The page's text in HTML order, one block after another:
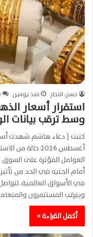
حسن النجار منذ يومين
استقرار أسعار
وسط ترقب بيانات
أغسطس 2026
العوامل المؤثرة على
أمام الجنيه في الحد من
في الأسواق العالمية،
ويترقب المستثمرون
أكمل القراءة »